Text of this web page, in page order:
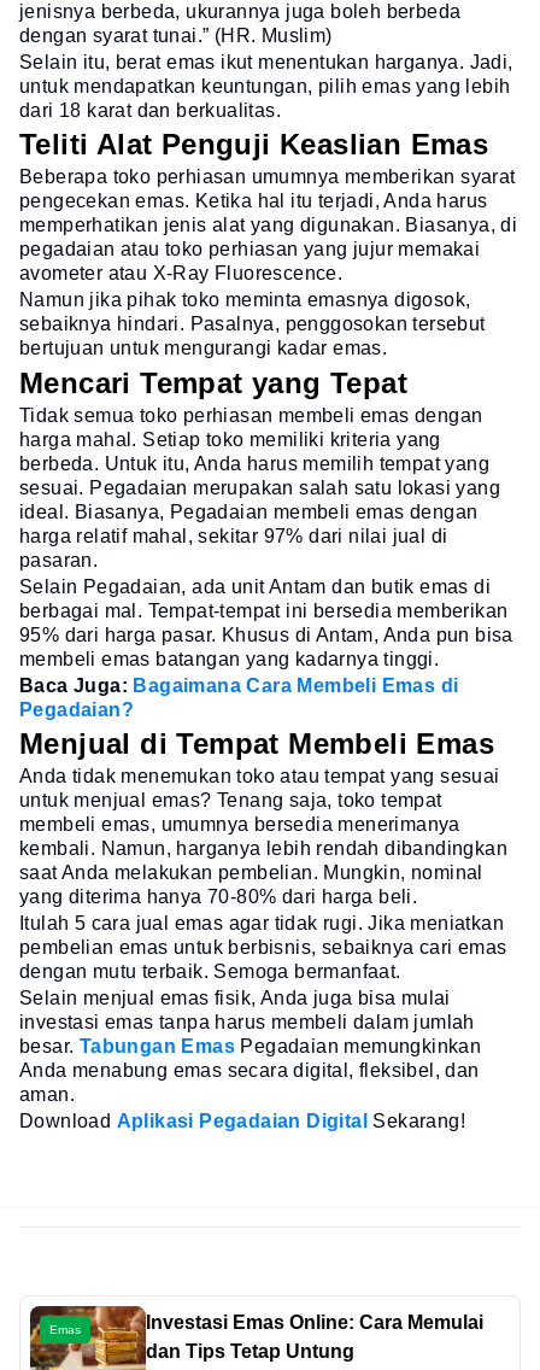
jenisnya berbeda, ukurannya juga boleh berbeda
dengan syarat tunai.” (HR. Muslim)
Selain itu, berat emas ikut menentukan harganya. Jadi,
untuk mendapatkan keuntungan, pilih emas yang lebih
dari 18 karat dan berkualitas.
Teliti Alat Penguji Keaslian Emas
Beberapa toko perhiasan umumnya memberikan syarat
pengecekan emas. Ketika hal itu terjadi, Anda harus
memperhatikan jenis alat yang digunakan. Biasanya, di
pegadaian atau toko perhiasan yang jujur memakai
avometer atau X-Ray Fluorescence.
Namun jika pihak toko meminta emasnya digosok,
sebaiknya hindari. Pasalnya, penggosokan tersebut
bertujuan untuk mengurangi kadar emas.
Mencari Tempat yang Tepat
Tidak semua toko perhiasan membeli emas dengan
harga mahal. Setiap toko memiliki kriteria yang
berbeda. Untuk itu, Anda harus memilih tempat yang
sesuai. Pegadaian merupakan salah satu lokasi yang
ideal. Biasanya, Pegadaian membeli emas dengan
harga relatif mahal, sekitar 97% dari nilai jual di
pasaran.
Selain Pegadaian, ada unit Antam dan butik emas di
berbagai mal. Tempat-tempat ini bersedia memberikan
95% dari harga pasar. Khusus di Antam, Anda pun bisa
membeli emas batangan yang kadarnya tinggi.
Baca Juga: Bagaimana Cara Membeli Emas di
Pegadaian?
Menjual di Tempat Membeli Emas
Anda tidak menemukan toko atau tempat yang sesuai
untuk menjual emas? Tenang saja, toko tempat
membeli emas, umumnya bersedia menerimanya
kembali. Namun, harganya lebih rendah dibandingkan
saat Anda melakukan pembelian. Mungkin, nominal
yang diterima hanya 70-80% dari harga beli.
Itulah 5 cara jual emas agar tidak rugi. Jika meniatkan
pembelian emas untuk berbisnis, sebaiknya cari emas
dengan mutu terbaik. Semoga bermanfaat.
Selain menjual emas fisik, Anda juga bisa mulai
investasi emas tanpa harus membeli dalam jumlah
besar. Tabungan Emas Pegadaian memungkinkan
Anda menabung emas secara digital, fleksibel, dan
aman.
Download Aplikasi Pegadaian Digital Sekarang!
Emas
Investasi Emas Online: Cara Memulai
dan Tips Tetap Untung